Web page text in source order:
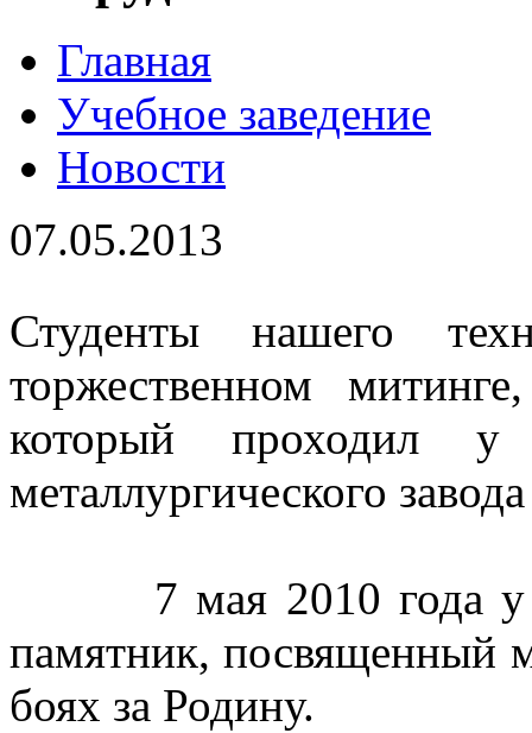
Главная
Учебное заведение
Новости
07.05.2013
Студенты нашего
торжественном
который проходил у
металлургического
7 мая 2010 года у
памятник, посвященный
боях за Родину.